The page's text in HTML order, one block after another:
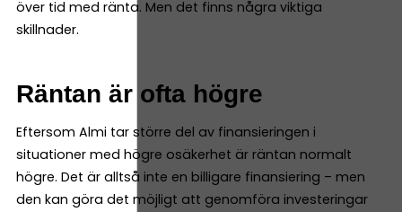
över tid med ränta. Men det finns några viktiga
skillnader.
Räntan är ofta högre
Eftersom Almi tar större del av finansieringen i
situationer med högre osäkerhet är räntan normalt
högre. Det är alltså inte en billigare finansiering – men
den kan göra det möjligt att genomföra investeringar